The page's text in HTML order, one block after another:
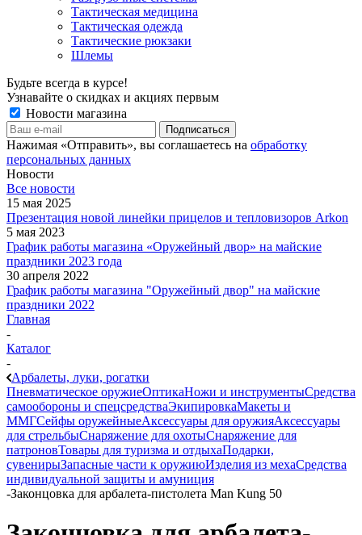
Тактическая медицина
Тактическая одежда
Тактические рюкзаки
Шлемы
Будьте всегда в курсе!
Узнавайте о скидках и акциях первым
Новости магазина
Нажимая «Отправить», вы соглашаетесь на обработку
персональных данных
Новости
Все новости
15 мая 2025
Презентация новой линейки прицелов и тепловизоров Arkon
5 мая 2023
График работы магазина «Оружейный двор» на майские
праздники 2023 года
30 апреля 2022
График работы магазина "Оружейный двор" на майские
праздники 2022
Главная
-
Каталог
-
Арбалеты, луки, рогатки
Пневматическое оружиеОптикаНожи и инструментыСредства
самообороны и спецсредстваЭкипировкаМакеты и
ММГСейфы оружейныеАксессуары для оружияАксессуары
для стрельбыСнаряжение для охотыСнаряжение для
патроновТовары для туризма и отдыхаПодарки,
сувенирыЗапасные части к оружиюИзделия из мехаСредства
индивидуальной защиты и амуниция
-Законцовка для арбалета-пистолета Man Kung 50